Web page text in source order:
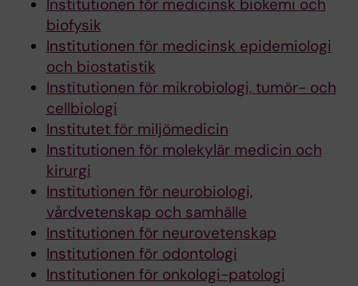
Institutionen för medicinsk biokemi och
biofysik
Institutionen för medicinsk epidemiologi
och biostatistik
Institutionen för mikrobiologi, tumör- och
cellbiologi
Institutet för miljömedicin
Institutionen för molekylär medicin och
kirurgi
Institutionen för neurobiologi,
vårdvetenskap och samhälle
Institutionen för neurovetenskap
Institutionen för odontologi
Institutionen för onkologi-patologi